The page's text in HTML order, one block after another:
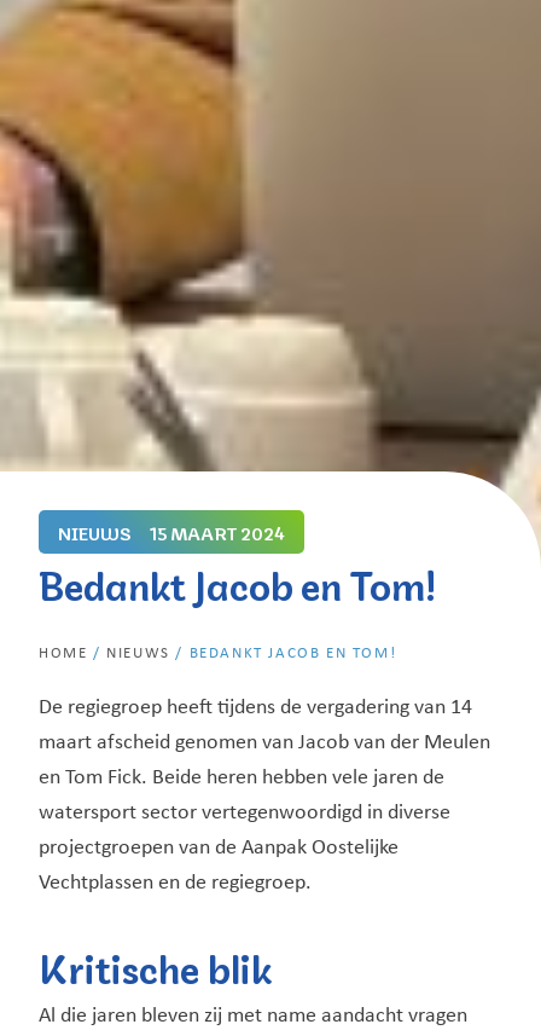
NIEUWS 15 MAART 2024
Bedankt Jacob en Tom!
HOME / NIEUWS / BEDANKT JACOB EN TOM!
De regiegroep heeft tijdens de vergadering van 14
maart afscheid genomen van Jacob van der Meulen
en Tom Fick. Beide heren hebben vele jaren de
watersport sector vertegenwoordigd in diverse
projectgroepen van de Aanpak Oostelijke
Vechtplassen en de regiegroep.
Kritische blik
Al die jaren bleven zij met name aandacht vragen